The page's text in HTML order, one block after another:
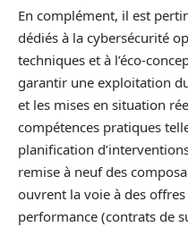
En complément, il est
dédiés à la cybersécurité
techniques et à
garantir une exploitation
et les mises en situation
compétences pratiques
planification
remise à neuf des
ouvrent la voie à des
performance (contrats de